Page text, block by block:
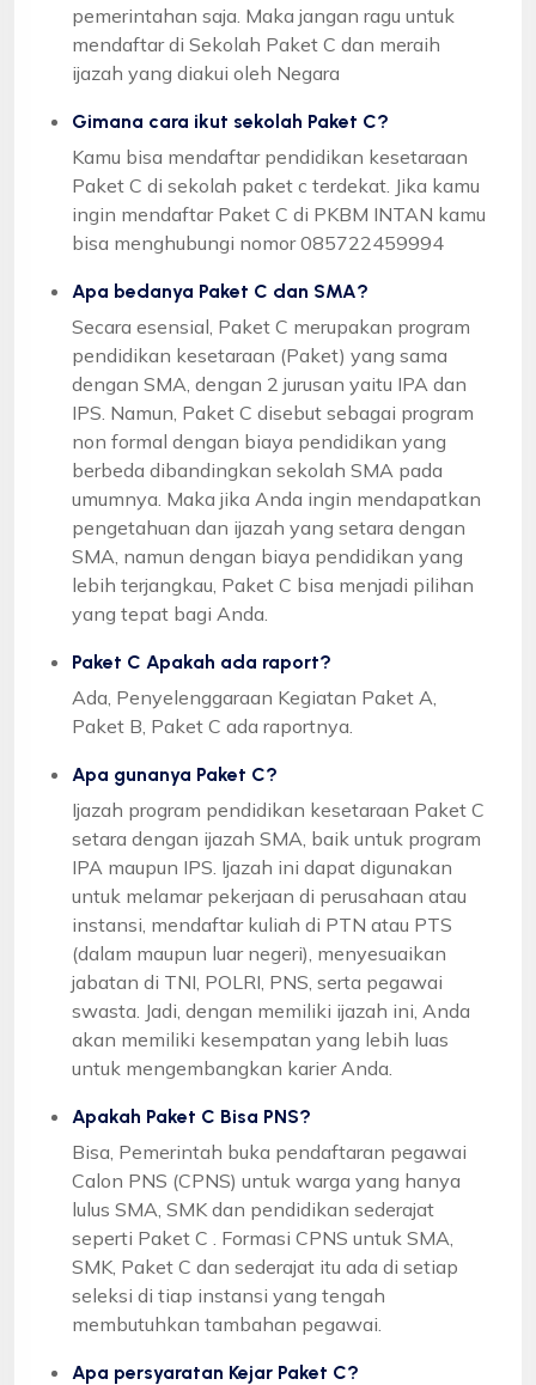
pemerintahan saja. Maka jangan ragu untuk
mendaftar di Sekolah Paket C dan meraih
ijazah yang diakui oleh Negara
Gimana cara ikut sekolah Paket C?
Kamu bisa mendaftar pendidikan kesetaraan
Paket C di sekolah paket c terdekat. Jika kamu
ingin mendaftar Paket C di PKBM INTAN kamu
bisa menghubungi nomor 085722459994
Apa bedanya Paket C dan SMA?
Secara esensial, Paket C merupakan program
pendidikan kesetaraan (Paket) yang sama
dengan SMA, dengan 2 jurusan yaitu IPA dan
IPS. Namun, Paket C disebut sebagai program
non formal dengan biaya pendidikan yang
berbeda dibandingkan sekolah SMA pada
umumnya. Maka jika Anda ingin mendapatkan
pengetahuan dan ijazah yang setara dengan
SMA, namun dengan biaya pendidikan yang
lebih terjangkau, Paket C bisa menjadi pilihan
yang tepat bagi Anda.
Paket C Apakah ada raport?
Ada, Penyelenggaraan Kegiatan Paket A,
Paket B, Paket C ada raportnya.
Apa gunanya Paket C?
Ijazah program pendidikan kesetaraan Paket C
setara dengan ijazah SMA, baik untuk program
IPA maupun IPS. Ijazah ini dapat digunakan
untuk melamar pekerjaan di perusahaan atau
instansi, mendaftar kuliah di PTN atau PTS
(dalam maupun luar negeri), menyesuaikan
jabatan di TNI, POLRI, PNS, serta pegawai
swasta. Jadi, dengan memiliki ijazah ini, Anda
akan memiliki kesempatan yang lebih luas
untuk mengembangkan karier Anda.
Apakah Paket C Bisa PNS?
Bisa, Pemerintah buka pendaftaran pegawai
Calon PNS (CPNS) untuk warga yang hanya
lulus SMA, SMK dan pendidikan sederajat
seperti Paket C . Formasi CPNS untuk SMA,
SMK, Paket C dan sederajat itu ada di setiap
seleksi di tiap instansi yang tengah
membutuhkan tambahan pegawai.
Apa persyaratan Kejar Paket C?